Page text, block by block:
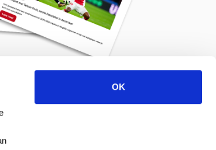
OK
je aan voor de nieuwsbrief